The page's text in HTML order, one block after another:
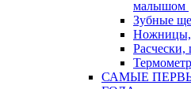
малышом
Зубные
Расчески,
САМЫЕ